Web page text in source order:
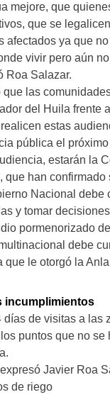
mejore, que
que se
afectados ya que
vivir pero aún
Roa Salazar.
que las
del Huila frente
estas
pública el
estarán la
que han confirmado
Nacional
y tomar
pormenorizado
debe
que le otorgó la
incumplimientos
días de visitas a las
puntos que no
Javier Roa
de riego